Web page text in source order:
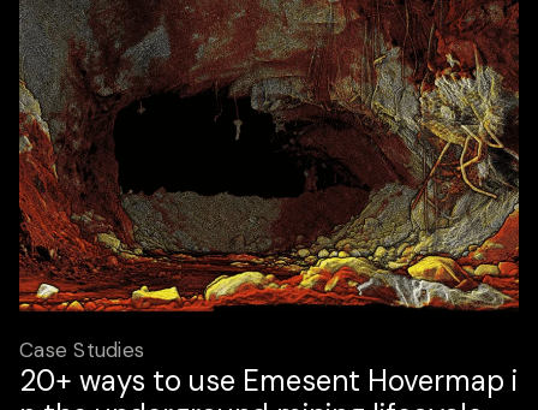
Case Studies
20+ ways to use Emesent Hovermap i